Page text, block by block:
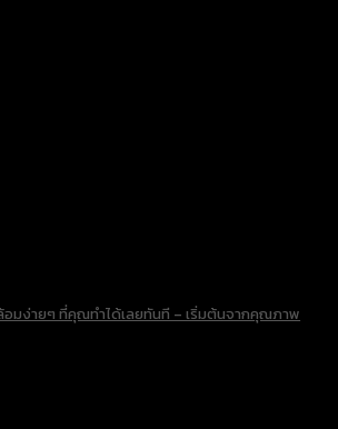
อมง่ายๆ ที่คุณทำได้เลยทันที – เริ่มต้นจากคุณภาพ